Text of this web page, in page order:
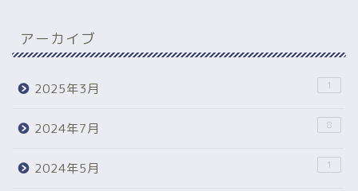
アーカイブ
2025年3月 1
2024年7月 8
2024年5月 1